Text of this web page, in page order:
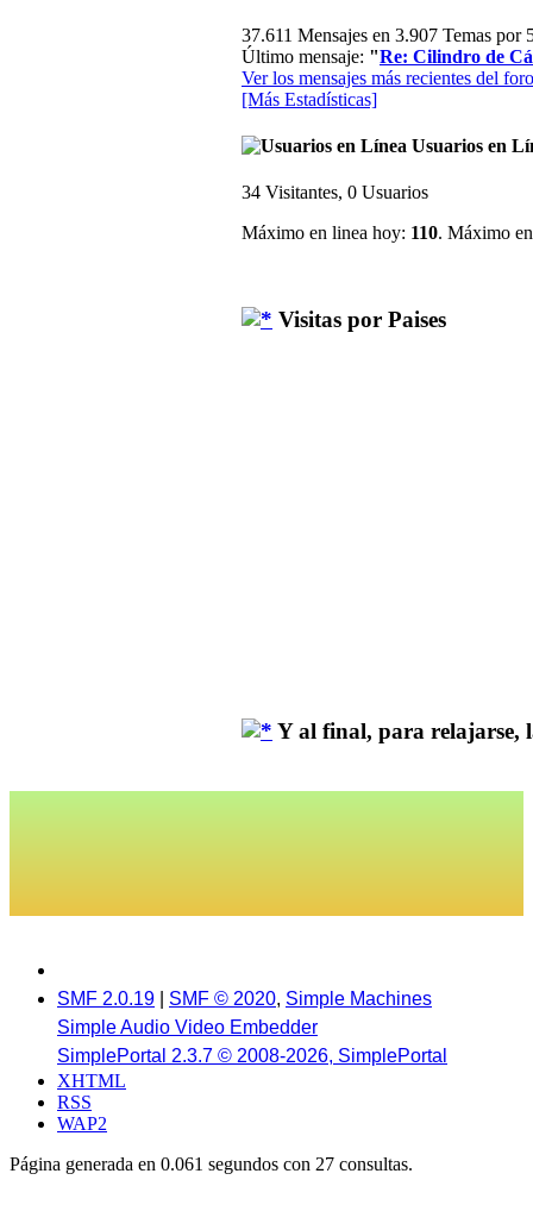
37.611 Mensajes en 3.907 Temas
Último mensaje: "Re: Cilindro de
Ver los mensajes más recientes del
[Más Estadísticas]
Usuarios en
34 Visitantes, 0 Usuarios
Máximo en linea hoy: 110. Máximo
Visitas por Paises
Y al final, para relajarse,
SMF 2.0.19 SMF © 2020, Simple Machines
Simple Audio Video Embedder
SimplePortal 2.3.7 © 2008-2026, SimplePortal
XHTML
RSS
WAP2
Página generada en 0.061 segundos con 27 consultas.